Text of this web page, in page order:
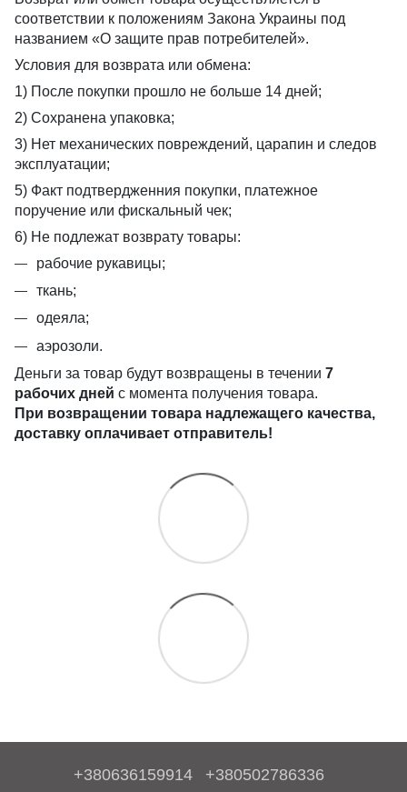
соответствии к положениям Закона Украины под
названием «О защите прав потребителей».
Условия для возврата или обмена:
1) После покупки прошло не больше 14 дней;
2) Сохранена упаковка;
3) Нет механических повреждений, царапин и следов
эксплуатации;
5) Факт подтвердженния покупки, платежное
поручение или фискальный чек;
6) Не подлежат возврату товары:
рабочие рукавицы;
ткань;
одеяла;
аэрозоли.
Деньги за товар будут возвращены в течении 7
рабочих дней с момента получения товара.
При возвращении товара надлежащего качества,
доставку оплачивает отправитель!
+380636159914 +380502786336